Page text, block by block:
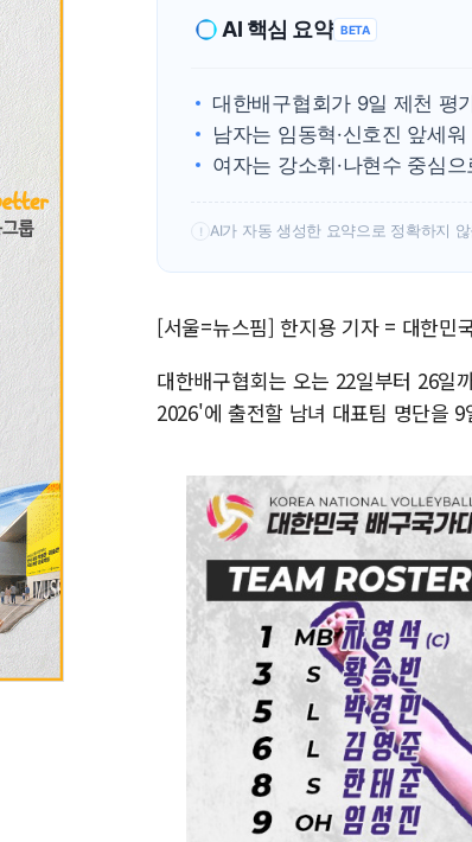
AI 핵심 요약 BETA
대한배구협회가 9일 제천 평
남자는 임동혁·신호진 앞세
여자는 강소휘·나현수 중심
! AI가 자동 생성한 요약으로 정확하지
[서울=뉴스핌] 한지용 기자 = 대한민
대한배구협회는 오는 22일부터 26일
2026'에 출전할 남녀 대표팀 명단을